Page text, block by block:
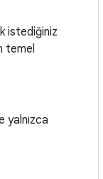
istediğiniz
temel
yalnızca